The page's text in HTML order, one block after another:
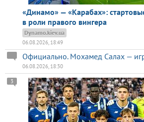
«Динамо» — «Карабах»:
в роли правого вингера
Dynamo.kiev.ua
06.08.2026, 18:49
Официально. Мохамед Салах —
06.08.2026, 18:30
3